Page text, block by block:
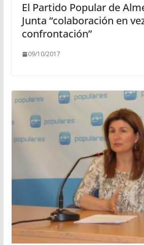
El Partido Popular de
Junta “colaboración en
confrontación”
09/10/2017